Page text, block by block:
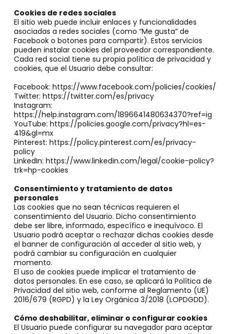
Cookies de redes sociales
El sitio web puede incluir enlaces y funcionalidades
asociadas a redes sociales (como “Me gusta” de
Facebook o botones para compartir). Estos servicios
pueden instalar cookies del proveedor correspondiente.
Cada red social tiene su propia política de privacidad y
cookies, que el Usuario debe consultar:
Facebook: https://www.facebook.com/policies/cookies/
Twitter: https://twitter.com/es/privacy
Instagram:
https://help.instagram.com/1896641480634370?ref=ig
YouTube: https://policies.google.com/privacy?hl=es-
419&gl=mx
Pinterest: https://policy.pinterest.com/es/privacy-
policy
LinkedIn: https://www.linkedin.com/legal/cookie-policy?
trk=hp-cookies
Consentimiento y tratamiento de datos
personales
Las cookies que no sean técnicas requieren el
consentimiento del Usuario. Dicho consentimiento
debe ser libre, informado, específico e inequívoco. El
Usuario podrá aceptar o rechazar dichas cookies desde
el banner de configuración al acceder al sitio web, y
podrá cambiar su configuración en cualquier
momento.
El uso de cookies puede implicar el tratamiento de
datos personales. En ese caso, se aplicará la Política de
Privacidad del sitio web, conforme al Reglamento (UE)
2016/679 (RGPD) y la Ley Orgánica 3/2018 (LOPDGDD).
Cómo deshabilitar, eliminar o configurar cookies
El Usuario puede configurar su navegador para aceptar